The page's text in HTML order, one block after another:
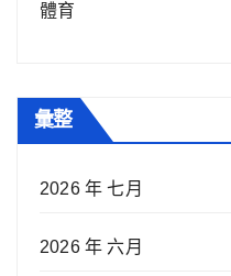
體育
彙整
2026 年 七月
2026 年 六月